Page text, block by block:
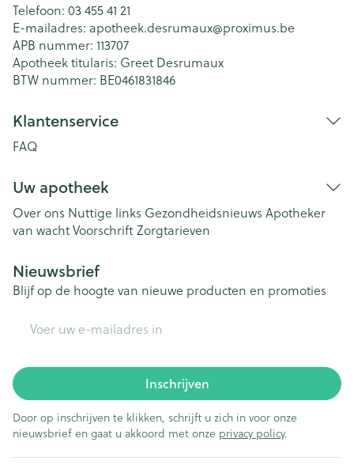
Telefoon: 03 455 41 21
E-mailadres: apotheek.desrumaux@proximus.be
APB nummer: 113707
Apotheek titularis: Greet Desrumaux
BTW nummer: BE0461831846
Klantenservice
FAQ
Uw apotheek
Over ons Nuttige links Gezondheidsnieuws Apotheker
van wachtVoorschriftZorgtarieven
Nieuwsbrief
Blijf op de hoogte van nieuwe producten en promoties
Inschrijven
Door op inschrijven te klikken, schrijft u zich in voor onze
nieuwsbrief en gaat u akkoord met onze privacy policy.